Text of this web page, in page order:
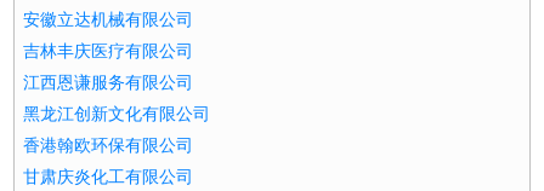
安徽立达机械有限公司
吉林丰庆医疗有限公司
江西恩谦服务有限公司
黑龙江创新文化有限公司
香港翰欧环保有限公司
甘肃庆炎化工有限公司